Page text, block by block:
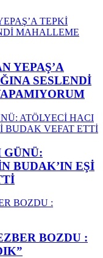
YEPAŞ’A
SESLENDİ
BUDAK’IN EŞİ
BOZDU :